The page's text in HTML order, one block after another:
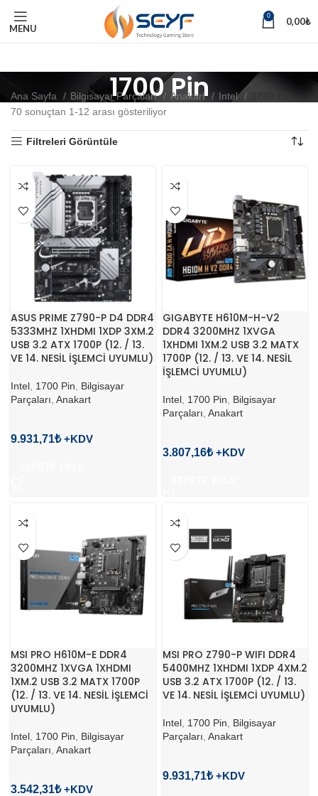
MENU
0 0,00₺
1700 Pin
Ana Sayfa Bilgisayar Parçaları Anakart Intel
70 sonuçtan 1-12 arası gösteriliyor
Filtreleri Görüntüle
ASUS PRIME Z790-P D4 DDR4
5333MHZ 1XHDMI 1XDP 3XM.2
USB 3.2 ATX 1700P (12. / 13.
VE 14. NESİL İŞLEMCİ UYUMLU)
Intel 1700 Pin
Bilgisayar
Parçaları Anakart
9.931,71₺
GIGABYTE H610M-H-V2
DDR4 3200MHZ 1XVGA
1XHDMI 1XM.2 USB 3.2 MATX
1700P (12. / 13. VE 14. NESİL
İŞLEMCİ UYUMLU)
Intel 1700 Pin
Bilgisayar
Parçaları Anakart
3.807,16₺
MSI PRO H610M-E DDR4
3200MHZ 1XVGA 1XHDMI
1XM.2 USB 3.2 MATX 1700P
(12. / 13. VE 14. NESİL İŞLEMCİ
UYUMLU)
Intel 1700 Pin
Bilgisayar
Parçaları Anakart
3.542,31₺
MSI PRO Z790-P WIFI DDR4
5400MHZ 1XHDMI 1XDP 4XM.2
USB 3.2 ATX 1700P (12. / 13.
VE 14. NESİL İŞLEMCİ UYUMLU)
Intel 1700 Pin
Bilgisayar
Parçaları Anakart
9.931,71₺